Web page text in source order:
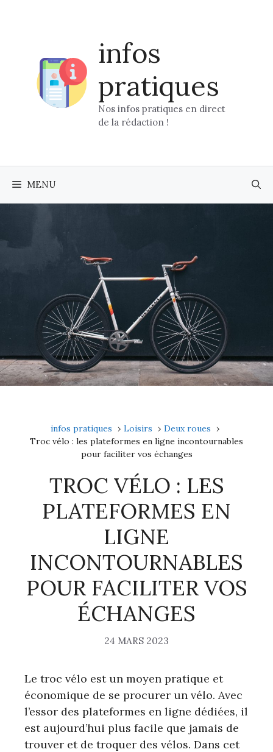
infos
pratiques
Nos infos pratiques en direct
de la rédaction !
MENU
infos pratiques Loisirs
Deux roues
Troc vélo : les plateformes en ligne incontournables
pour faciliter vos échanges
TROC VÉLO : LES
PLATEFORMES EN
LIGNE
INCONTOURNABLES
POUR FACILITER VOS
ÉCHANGES
24 MARS 2023
Le troc vélo est un moyen pratique et
économique de se procurer un vélo. Avec
l’essor des plateformes en ligne dédiées, il
est aujourd’hui plus facile que jamais de
trouver et de troquer des vélos. Dans cet